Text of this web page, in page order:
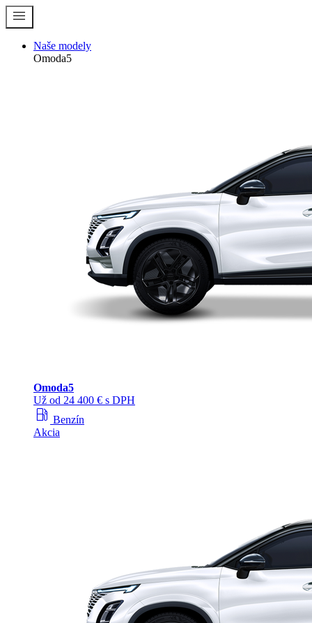
menu
Naše modely
Omoda5
Omoda5
Už od 24 400 € s DPH
local_gas_station Benzín
Akcia